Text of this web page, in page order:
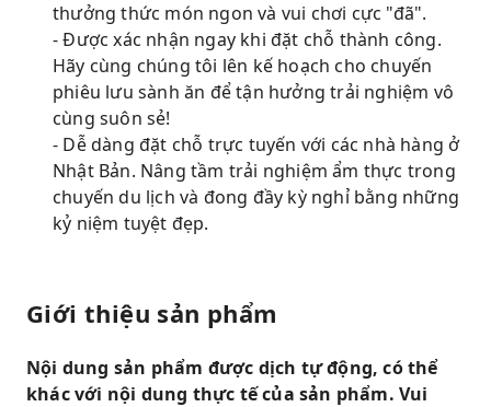
thưởng thức món ngon và vui chơi cực "đã".
- Được xác nhận ngay khi đặt chỗ thành công.
Hãy cùng chúng tôi lên kế hoạch cho chuyến
phiêu lưu sành ăn để tận hưởng trải nghiệm vô
cùng suôn sẻ!
- Dễ dàng đặt chỗ trực tuyến với các nhà hàng ở
Nhật Bản. Nâng tầm trải nghiệm ẩm thực trong
chuyến du lịch và đong đầy kỳ nghỉ bằng những
kỷ niệm tuyệt đẹp.
Giới thiệu sản phẩm
Nội dung sản phẩm được dịch tự động, có thể
khác với nội dung thực tế của sản phẩm. Vui